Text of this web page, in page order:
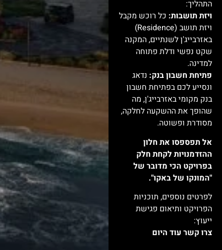
התהליך:
ויזת תושבות: כל רוכש מקבל
ויזת תושב (Residence)
באזרבייג'ן לשנתיים, המקנה
שקט נפשי ודלת פתוחה
למדינה.
פתיחת חשבון בנק: נדאג
ונסייע לכם בפתיחת חשבון
בנק מקומי באזרבייג'ן, מה
שהופך את ההשקעה לחלקה,
מסודרת ופשוטה.
אל תפספסו את חלון
ההזדמנויות לקחת חלק
בפרויקט הכי מדובר של
"המונקו של באקו".
לפרטים נוספים, תוכניות
הפרויקט ותיאום פגישת
ייעוץ:
צרו קשר עוד היום